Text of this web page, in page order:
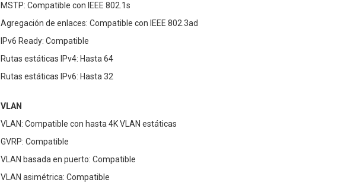
MSTP: Compatible con IEEE 802.1s
Agregación de enlaces: Compatible con IEEE 802.3ad
IPv6 Ready: Compatible
Rutas estáticas IPv4: Hasta 64
Rutas estáticas IPv6: Hasta 32
VLAN
VLAN: Compatible con hasta 4K VLAN estáticas
GVRP: Compatible
VLAN basada en puerto: Compatible
VLAN asimétrica: Compatible